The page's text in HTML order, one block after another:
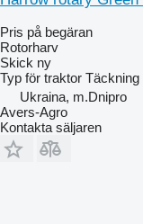
Pris på begäran
Rotorharv
Skick ny
Typ för traktor Täckning
Ukraina, m.Dnipro
Avers-Agro
Kontakta säljaren